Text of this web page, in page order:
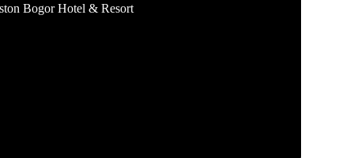
Bogor Hotel & Resort